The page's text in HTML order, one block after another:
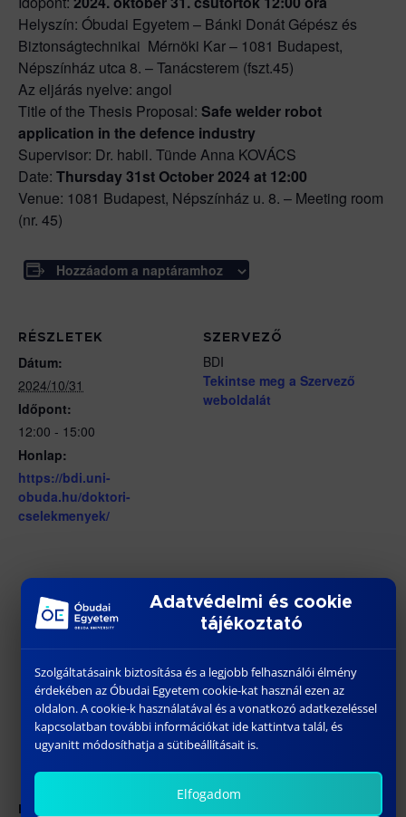
Helyszín: Óbudai Egyetem – Bánki Donát Gépész és
Biztonságtechnikai Mérnöki Kar – 1081 Budapest,
Népszínház utca 8. – Tanácsterem (fszt.45)
Az eljárás nyelve: angol
Title of the Thesis Proposal: Safe welder robot
application in the defence industry
Supervisor: Dr. habil. Tünde Anna KOVÁCS
Date: Thursday 31st October 2024 at 12:00
Venue: 1081 Budapest, Népszínház u. 8. – Meeting room
(nr. 45)
Hozzáadom a naptáramhoz
RÉSZLETEK
Dátum:
2024/10/31
Időpont:
12:00 - 15:00
Honlap:
https://bdi.uni-
obuda.hu/doktori-
cselekmenyek/
SZERVEZŐ
BDI
Tekintse meg a Szervező
weboldalát
HELYSZÍN
Adatvédelmi és cookie
tájékoztató
Szolgáltatásaink biztosítása és a legjobb felhasználói élmény
érdekében az Óbudai Egyetem cookie-kat használ ezen az
oldalon. A cookie-k használatával és a vonatkozó adatkezeléssel
kapcsolatban további információkat ide kattintva talál, és
ugyanitt módosíthatja a sütibeállításait is.
Elfogadom